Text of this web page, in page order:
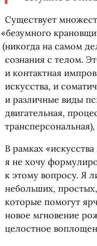
Существует
«безумного
(никогда на самом
сознания с телом.
и контактная
искусства, и
и различные виды
двигательная,
В рамках «
я не хочу
к этому вопросу. Я
небольших,
которые помогут
новое мгновение
целостное